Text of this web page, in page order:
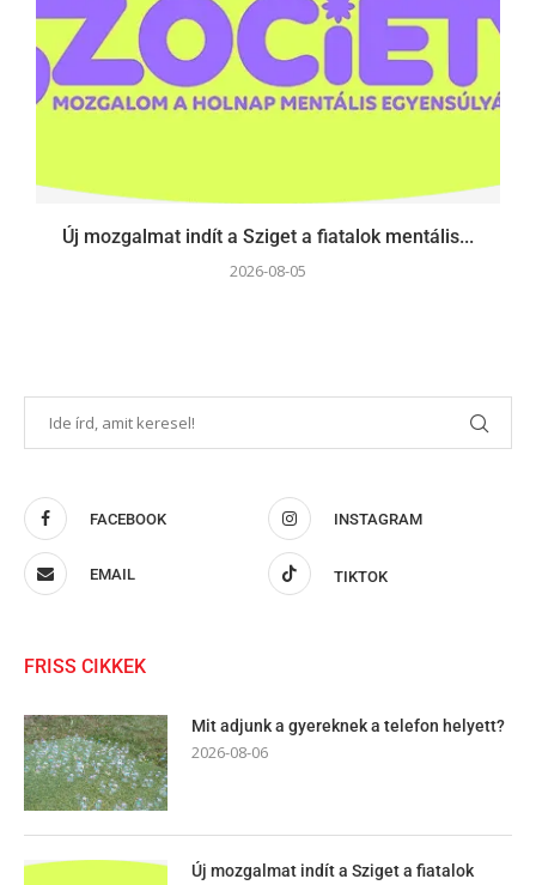
Új mozgalmat indít a Sziget a fiatalok mentális...
2026-08-05
FACEBOOK INSTAGRAM
EMAIL TIKTOK
FRISS CIKKEK
Mit adjunk a gyereknek a telefon helyett?
2026-08-06
Új mozgalmat indít a Sziget a fiatalok